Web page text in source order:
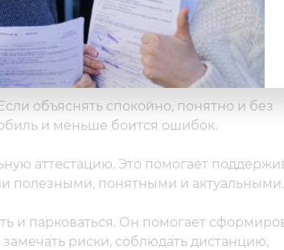
работой или учёбой. Чем удобнее
и спокойно двигаться к
уверенности
объяснять спокойно, понятно и без
и меньше боится ошибок.
аттестацию. Это помогает
полезными, понятными и актуальными.
и парковаться. Он помогает
риски, соблюдать дистанцию,